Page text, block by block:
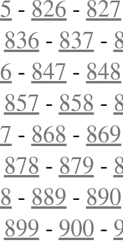
- 826 - 827
836 - 837 -
- 847 - 848
857 - 858 -
- 868 - 869
878 - 879 -
- 889 - 890
899 - 900 -